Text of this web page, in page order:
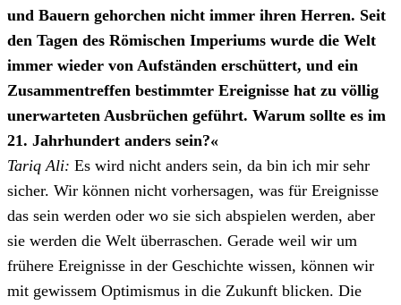
und Bauern gehorchen nicht immer ihren Herren. Seit
den Tagen des Römischen Imperiums wurde die Welt
immer wieder von Aufständen erschüttert, und ein
Zusammentreffen bestimmter Ereignisse hat zu völlig
unerwarteten Ausbrüchen geführt. Warum sollte es im
21. Jahrhundert anders sein?«
Tariq Ali: Es wird nicht anders sein, da bin ich mir sehr
sicher. Wir können nicht vorhersagen, was für Ereignisse
das sein werden oder wo sie sich abspielen werden, aber
sie werden die Welt überraschen. Gerade weil wir um
frühere Ereignisse in der Geschichte wissen, können wir
mit gewissem Optimismus in die Zukunft blicken. Die